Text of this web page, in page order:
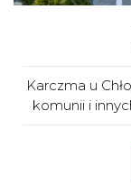
Karczma u
komunii i